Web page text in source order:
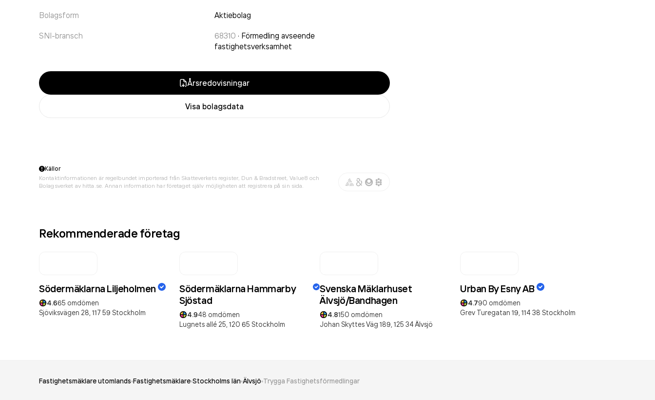
Bolagsform Aktiebolag
SNI-bransch 68310 · Förmedling avseende
fastighetsverksamhet
Årsredovisningar
Visa bolagsdata
Källor
Kontaktinformationen är regelbundet importerad från Skatteverkets register, Dun & Bradstreet, Value8 och
Bolagsverket av hitta.se. Annan information har företaget själv möjligheten att registrera på sin sida.
Rekommenderade företag
Södermäklarna Liljeholmen
4.665 omdömen
Sjöviksvägen 28, 117 59 Stockholm
Södermäklarna Hammarby
Sjöstad
4.948 omdömen
Lugnets allé 25, 120 65 Stockholm
Svenska Mäklarhuset
Älvsjö/Bandhagen
4.8150 omdömen
Johan Skyttes Väg 189, 125 34 Älvsjö
Urban By Esny AB
4.790 omdömen
Grev Turegatan 19, 114 38 Stockholm
Fastighetsmäklare utomlands Fastighetsmäklare Stockholms län Älvsjö Trygga Fastighetsförmedlingar